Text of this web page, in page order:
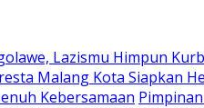
Lazismu Himpun
Malang Kota Siapkan
Kebersamaan